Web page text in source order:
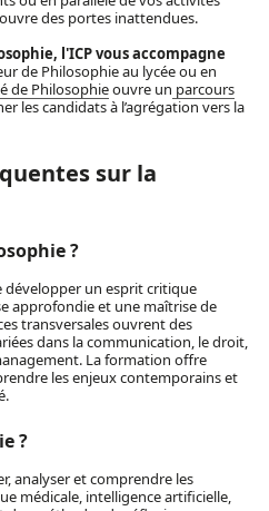
des portes inattendues.
l'ICP vous accompagne
de Philosophie au lycée ou en
de Philosophieouvre un parcours
les candidats à l’agrégation vers la
sur la
?
développer un esprit critique
approfondie et une maîtrise de
transversales ouvrent des
dans la communication, le droit,
La formation offre
les enjeux contemporains et
?
analyser et comprendre les
médicale, intelligence artificielle,